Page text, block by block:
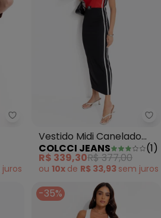
Colcci - Vestido Marrom
juros
Vestido Midi Canelado
Preto
COLCCI JEANS (1)
R$ 339,30R$ 377,00
ou 10x de R$ 33,93 sem juros
-35%